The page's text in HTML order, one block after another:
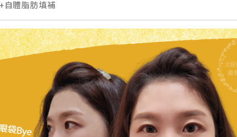
自體脂肪填補